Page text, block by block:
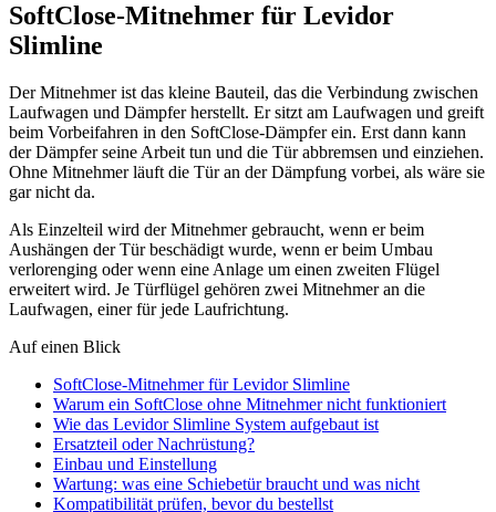
SoftClose-Mitnehmer für Levidor
Slimline
Der Mitnehmer ist das kleine Bauteil, das die Verbindung zwischen
Laufwagen und Dämpfer herstellt. Er sitzt am Laufwagen und greift
beim Vorbeifahren in den SoftClose-Dämpfer ein. Erst dann kann
der Dämpfer seine Arbeit tun und die Tür abbremsen und einziehen.
Ohne Mitnehmer läuft die Tür an der Dämpfung vorbei, als wäre sie
gar nicht da.
Als Einzelteil wird der Mitnehmer gebraucht, wenn er beim
Aushängen der Tür beschädigt wurde, wenn er beim Umbau
verlorenging oder wenn eine Anlage um einen zweiten Flügel
erweitert wird. Je Türflügel gehören zwei Mitnehmer an die
Laufwagen, einer für jede Laufrichtung.
Auf einen Blick
SoftClose-Mitnehmer für Levidor Slimline
Warum ein SoftClose ohne Mitnehmer nicht funktioniert
Wie das Levidor Slimline System aufgebaut ist
Ersatzteil oder Nachrüstung?
Einbau und Einstellung
Wartung: was eine Schiebetür braucht und was nicht
Kompatibilität prüfen, bevor du bestellst